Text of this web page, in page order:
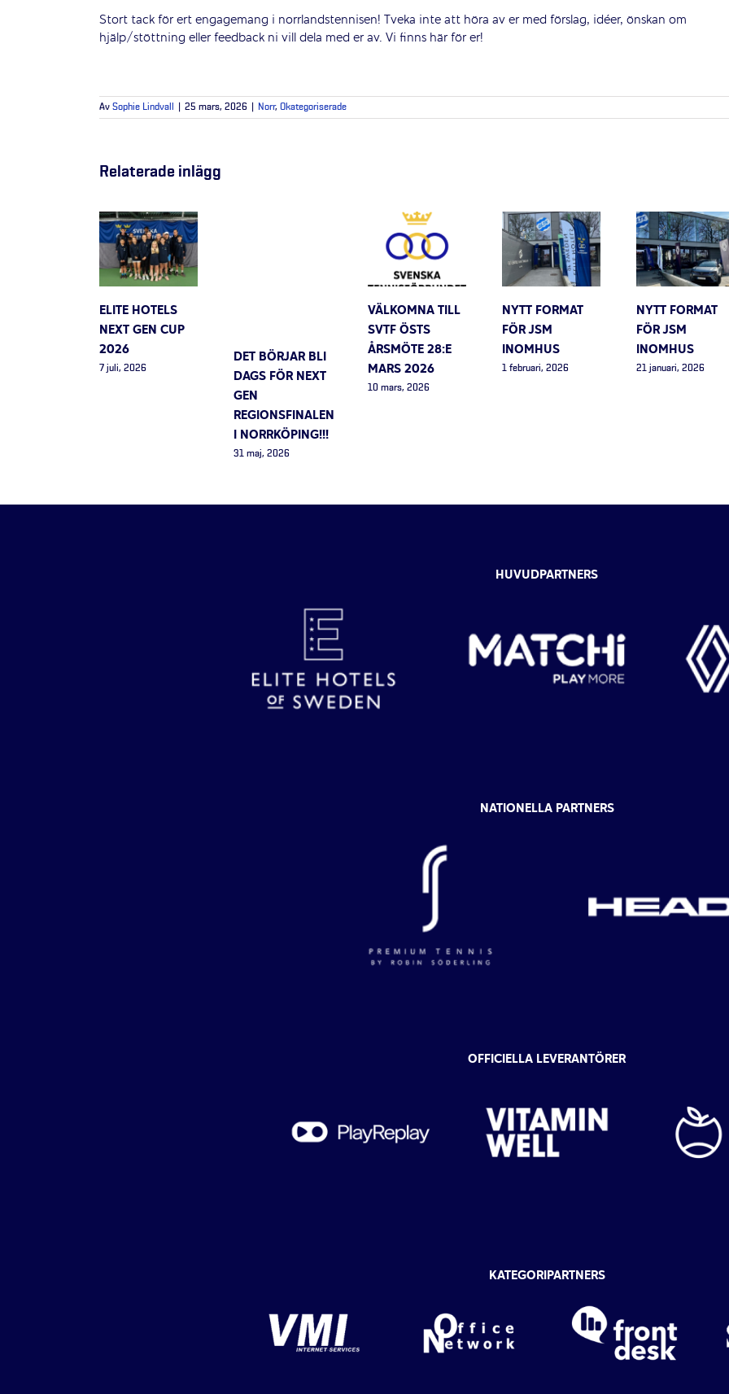
Stort tack för ert engagemang i norrlandstennisen! Tveka inte att höra av er med förslag, idéer, önskan om
hjälp/stöttning eller feedback ni vill dela med er av. Vi finns här för er!
Av Sophie Lindvall 25 mars, 2026 Norr, Okategoriserade
Relaterade inlägg
ELITE HOTELS
NEXT GEN CUP
2026
7 juli, 2026
DET BÖRJAR BLI
DAGS FÖR NEXT
GEN
REGIONSFINALEN
I NORRKÖPING!!!
31 maj, 2026
VÄLKOMNA TILL
SVTF ÖSTS
ÅRSMÖTE 28:E
MARS 2026
10 mars, 2026
NYTT FORMAT
FÖR JSM
INOMHUS
1 februari, 2026
NYTT FORMAT
FÖR JSM
INOMHUS
21 januari, 2026
HUVUDPARTNERS
NATIONELLA PARTNERS
OFFICIELLA LEVERANTÖRER
KATEGORIPARTNERS